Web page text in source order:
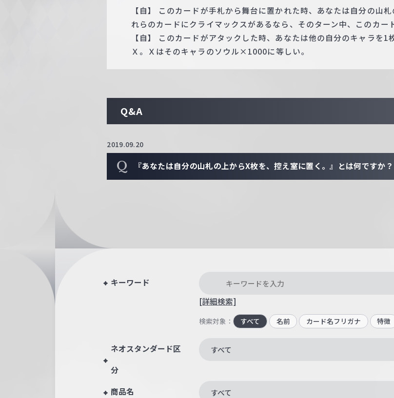
【自】 このカードが手札から舞台に置かれた時、あなたは自分の山
れらのカードにクライマックスがあるなら、そのターン中、このカー
【自】 このカードがアタックした時、あなたは他の自分のキャラを1
Ｘ。Ｘはそのキャラのソウル×1000に等しい。
Q&A
2019.09.20
Q 『あなたは自分の山札の上からX枚を、控え室に置く。』とは何ですか？
キーワード
[詳細検索]
検索対象： すべて 名前 カード名フリガナ 特徴
ネオスタンダード区
分
すべて
商品名 すべて